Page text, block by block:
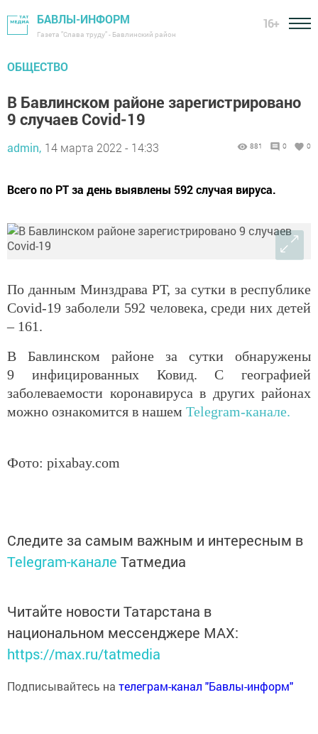
БАВЛЫ-ИНФОРМ
Газета "Слава труду" - Бавлинский район
16+
ОБЩЕСТВО
В Бавлинском районе зарегистрировано
9 случаев Covid-19
admin, 14 марта 2022 - 14:33 881 0 0
Всего по РТ за день выявлены 592 случая вируса.
По данным Минздрава РТ, за сутки в республике
Covid-19 заболели 592 человека, среди них детей
– 161.
В Бавлинском районе за сутки обнаружены
9 инфицированных Ковид. С географией
заболеваемости коронавируса в других районах
можно ознакомится в нашем Telegram-канале.
Фото: pixabay.com
Следите за самым важным и интересным в
Telegram-канале Татмедиа
Читайте новости Татарстана в
национальном мессенджере MАХ:
https://max.ru/tatmedia
Подписывайтесь на телеграм-канал "Бавлы-информ"